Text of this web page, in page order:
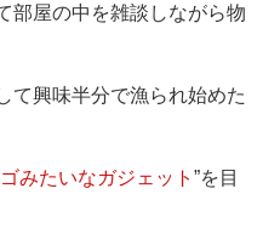
部屋の中を雑談しながら物
て興味半分で漁られ始めた
みたいなガジェット ”を目